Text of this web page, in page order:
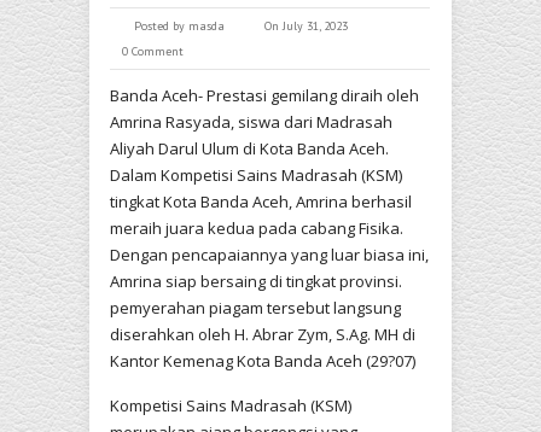
Posted by masda
On July 31, 2023
0 Comment
Banda Aceh- Prestasi gemilang diraih oleh
Amrina Rasyada, siswa dari Madrasah
Aliyah Darul Ulum di Kota Banda Aceh.
Dalam Kompetisi Sains Madrasah (KSM)
tingkat Kota Banda Aceh, Amrina berhasil
meraih juara kedua pada cabang Fisika.
Dengan pencapaiannya yang luar biasa ini,
Amrina siap bersaing di tingkat provinsi.
pemyerahan piagam tersebut langsung
diserahkan oleh H. Abrar Zym, S.Ag. MH di
Kantor Kemenag Kota Banda Aceh (29?07)
Kompetisi Sains Madrasah (KSM)